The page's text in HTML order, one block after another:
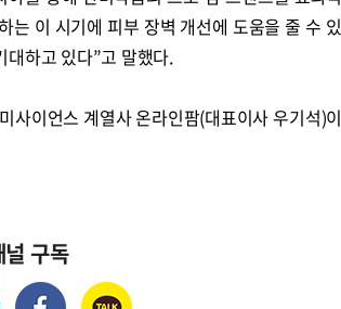
는 이 시기에 피부 장벽 개선에 도움을 줄 수 있
대하고 있다”고 말했다.
사이언스 계열사 온라인팜(대표이사 우기석)이
구독